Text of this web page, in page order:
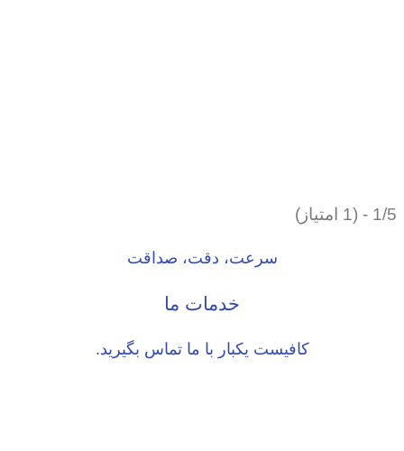
1/5 - (1 امتیاز)
سرعت، دقت، صداقت
خدمات ما
کافیست یکبار با ما تماس بگیرید.